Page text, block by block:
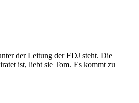
der Leitung der FDJ steht. Die
ist, liebt sie Tom. Es kommt zu